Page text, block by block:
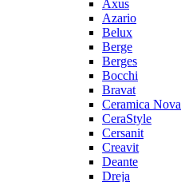
Axus
Azario
Belux
Berge
Berges
Bocchi
Bravat
Ceramica Nova
CeraStyle
Cersanit
Creavit
Deante
Dreja